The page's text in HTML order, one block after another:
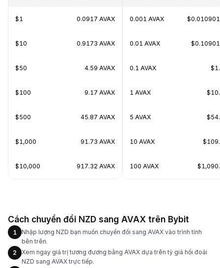
$1 0.0917 AVAX
$10 0.9173 AVAX
$50 4.59 AVAX
$100 9.17 AVAX
$500 45.87 AVAX
$1,000 91.73 AVAX
$10,000 917.32 AVAX
0.001 AVAX
0.01 AVAX
0.1 AVAX
1 AVAX
5 AVAX
10 AVAX
100 AVAX
Cách chuyển đổi NZD sang AVAX trên Bybit
1
Nhập lượng NZD bạn muốn chuyển đổi sang AVAX vào trình tính
bên trên.
2
Xem ngay giá trị tương đương bằng AVAX dựa trên tỷ giá hối đoái
NZD sang AVAX trực tiếp.